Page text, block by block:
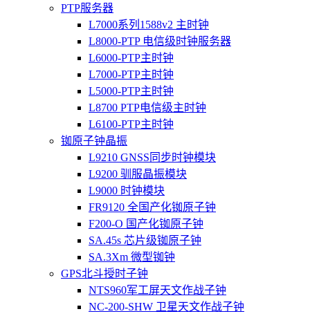
PTP服务器
L7000系列1588v2 主时钟
L8000-PTP 电信级时钟服务器
L6000-PTP主时钟
L7000-PTP主时钟
L5000-PTP主时钟
L8700 PTP电信级主时钟
L6100-PTP主时钟
铷原子钟晶振
L9210 GNSS同步时钟模块
L9200 驯服晶振模块
L9000 时钟模块
FR9120 全国产化铷原子钟
F200-O 国产化铷原子钟
SA.45s 芯片级铷原子钟
SA.3Xm 微型铷钟
GPS北斗授时子钟
NTS960军工屏天文作战子钟
NC-200-SHW 卫星天文作战子钟